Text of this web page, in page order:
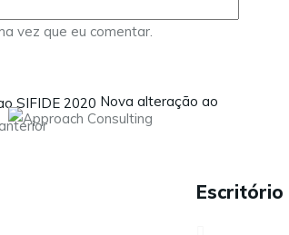
vez que eu comentar.
Nova alteração ao
Escritório